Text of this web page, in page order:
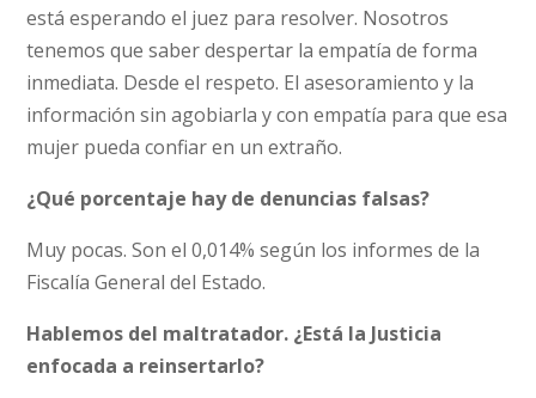
está esperando el juez para resolver. Nosotros
tenemos que saber despertar la empatía de forma
inmediata. Desde el respeto. El asesoramiento y la
información sin agobiarla y con empatía para que esa
mujer pueda confiar en un extraño.
¿Qué porcentaje hay de denuncias falsas?
Muy pocas. Son el 0,014% según los informes de la
Fiscalía General del Estado.
Hablemos del maltratador. ¿Está la Justicia
enfocada a reinsertarlo?